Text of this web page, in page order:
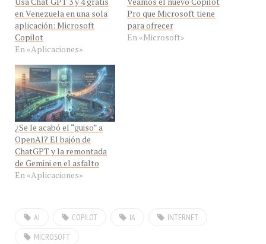
en Venezuela en una sola
aplicación: Microsoft
Copilot
En «Aplicaciones»
Pro que Microsoft tiene
para ofrecer
En «Microsoft»
¿Se le acabó el “guiso” a
OpenAI? El bajón de
ChatGPT y la remontada
de Gemini en el asfalto
En «Aplicaciones»